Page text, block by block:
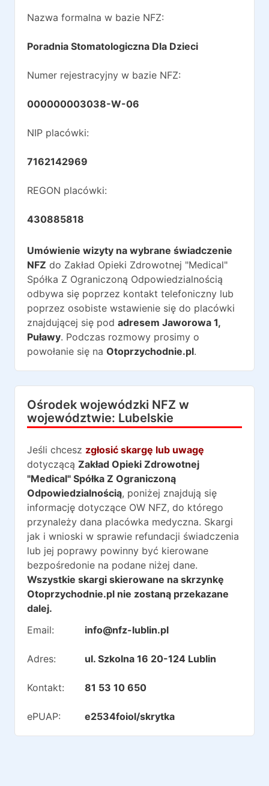
Nazwa formalna w bazie NFZ:
Poradnia Stomatologiczna Dla Dzieci
Numer rejestracyjny w bazie NFZ:
000000003038-W-06
NIP placówki:
7162142969
REGON placówki:
430885818
Umówienie wizyty na wybrane świadczenie
NFZ do Zakład Opieki Zdrowotnej "Medical"
Spółka Z Ograniczoną Odpowiedzialnością
odbywa się poprzez kontakt telefoniczny lub
poprzez osobiste wstawienie się do placówki
znajdującej się pod adresem Jaworowa 1,
Puławy. Podczas rozmowy prosimy o
powołanie się na Otoprzychodnie.pl.
Ośrodek wojewódzki NFZ w
województwie: Lubelskie
Jeśli chcesz zgłosić skargę lub uwagę
dotyczącą Zakład Opieki Zdrowotnej
"Medical" Spółka Z Ograniczoną
Odpowiedzialnością, poniżej znajdują się
informację dotyczące OW NFZ, do którego
przynależy dana placówka medyczna. Skargi
jak i wnioski w sprawie refundacji świadczenia
lub jej poprawy powinny być kierowane
bezpośredonie na podane niżej dane.
Wszystkie skargi skierowane na skrzynkę
Otoprzychodnie.pl nie zostaną przekazane
dalej.
Email:
info@nfz-lublin.pl
Adres: ul. Szkolna 16 20-124 Lublin
Kontakt: 81 53 10 650
ePUAP: e2534foiol/skrytka